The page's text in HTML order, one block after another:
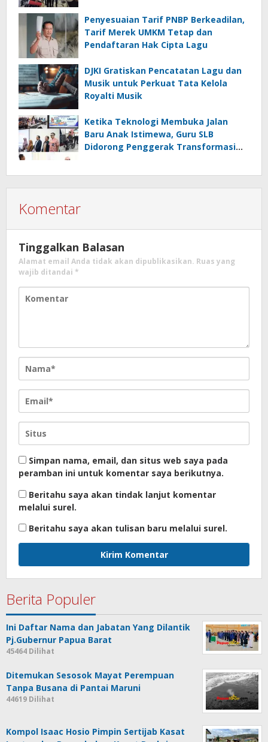
Penyesuaian Tarif PNBP Berkeadilan,
Tarif Merek UMKM Tetap dan
Pendaftaran Hak Cipta Lagu
DJKI Gratiskan Pencatatan Lagu dan
Musik untuk Perkuat Tata Kelola
Royalti Musik
Ketika Teknologi Membuka Jalan
Baru Anak Istimewa, Guru SLB
Didorong Penggerak Transformasi
Komentar
Tinggalkan Balasan
Alamat email Anda tidak akan dipublikasikan. Ruas yang
wajib ditandai *
Simpan nama, email, dan situs web saya pada
peramban ini untuk komentar saya berikutnya.
Beritahu saya akan tindak lanjut komentar
melalui surel.
Beritahu saya akan tulisan baru melalui surel.
Berita Populer
Ini Daftar Nama dan Jabatan Yang Dilantik
Pj.Gubernur Papua Barat
45464 Dilihat
Ditemukan Sesosok Mayat Perempuan
Tanpa Busana di Pantai Maruni
44619 Dilihat
Kompol Isaac Hosio Pimpin Sertijab Kasat